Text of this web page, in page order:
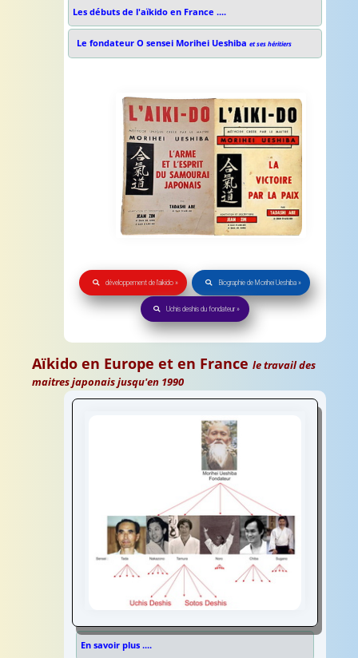
Les débuts de l'aïkido en France ....
Le fondateur O sensei Morihei Ueshibaet ses héritiers
Les premiers livres
d'aïkido
Tadashi Abe et Jean Zin
développement de l'aïkido » Biographie de Morihei Ueshiba »
Uchis deshis du fondateur »
Aïkido en Europe et en France le travail des
maitres japonais jusqu'en 1990
Aïkido
En savoir plus ....